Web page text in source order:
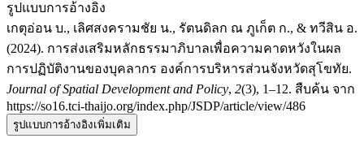
รูปแบบการอ้างอิง
เกตุอ่อน บ., เลิศสงครามชัย น., รัตนดิลก ณ ภูเก็ต ก., & ทวีสิน อ.
(2024). การส่งเสริมหลักธรรมาภิบาลเพื่อความคาดหวังในผล
การปฏิบัติงานของบุคลากร องค์การบริหารส่วนจังหวัดสุโขทัย.
Journal of Spatial Development and Policy, 2(3), 1–12. สืบค้น จาก
https://so16.tci-thaijo.org/index.php/JSDP/article/view/486
รูปแบบการอ้างอิงเพิ่มเติม